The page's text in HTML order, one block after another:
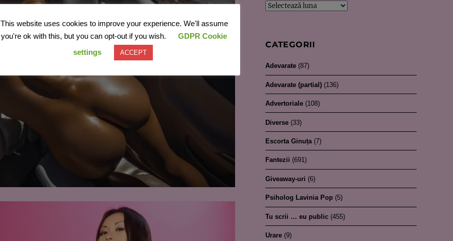
Arhive
CATEGORII
Adevarate (87)
Adevarate (partial) (136)
Advertoriale (108)
Diverse (33)
Escorta Ginuța (7)
Fantezii (691)
Giveaway-uri (6)
Psiholog Lavinia Pop (5)
Tu scrii … eu public (455)
Urare (9)
This website uses cookies to improve your experience. We'll assume
you're ok with this, but you can opt-out if you wish.
GDPR Cookie
settings
ACCEPT